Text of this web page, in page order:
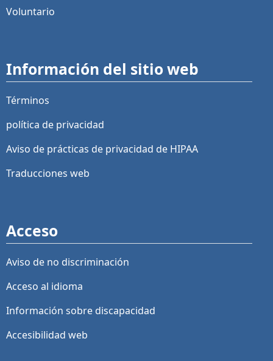
Voluntario
Información del sitio web
Términos
política de privacidad
Aviso de prácticas de privacidad de HIPAA
Traducciones web
Acceso
Aviso de no discriminación
Acceso al idioma
Información sobre discapacidad
Accesibilidad web